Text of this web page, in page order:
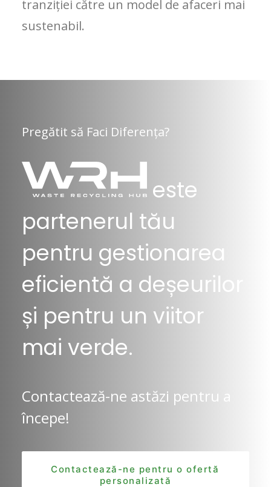
tranziției către un model de afaceri mai
sustenabil.
Pregătit să Faci Diferența?
este
partenerul tău
pentru gestionarea
eficientă a deșeurilor
și pentru un viitor
mai verde.
Contactează-ne astăzi pentru a
începe!
Contactează-ne pentru o ofertă
personalizată